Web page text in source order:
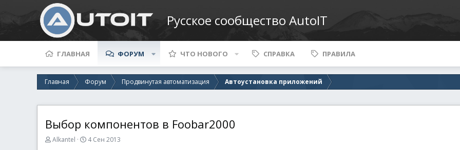
Русское сообщество AutoIT
ГЛАВНАЯ ФОРУМ ЧТО НОВОГО СПРАВКА ПРАВИЛА
Главная Форум Продвинутая автоматизация Автоустановка приложений
Выбор компонентов в Foobar2000
А
Alkantel
Д
4 Сен 2013